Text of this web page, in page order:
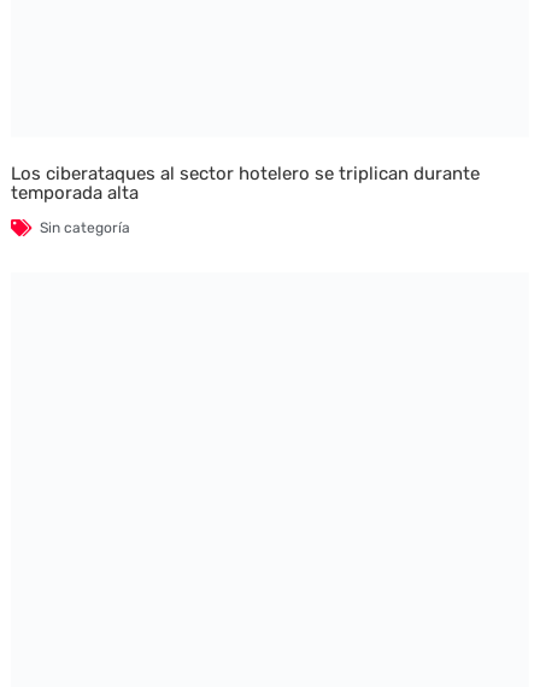
Los ciberataques al sector hotelero se triplican durante
temporada alta
Sin categoría